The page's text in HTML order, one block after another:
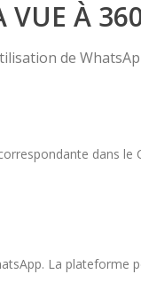
VUE À
de
dans le
La plateforme